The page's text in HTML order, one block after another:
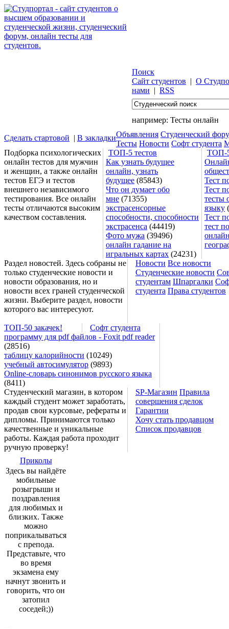
Поиск
Сайт студентов | О
нами | RSS
например: Тесты онлайн
Сделать стартовой | В закладкиОбъявления Студенческий
Тесты Новости Софт студента
Подборка психологических
онлайн тестов для мужчин
и женщин, а также онлайн
тестов ЕГЭ и тестов
внешнего независимого
тестирования. Все онлайн
тесты отличаются высоким
качеством составления.
ТОП-5 тестов
ТОП-
Как узнать будущее
онлайн, узнать
будущее (85843)
Что он думает обо
мне (71355)
экстрасенсорные
способности, способности
экстрасенса (44419)
Фото мужа (39496)
онлайн гадание на
игральных картах (24231)
Тест
Тест
тесты
языку
Тест
тест
Раздел новостей. Здесь собраны не
только студенческие новости и
новости образования, но и
новости всех граней студенческой
жизни. Выберите раздел, новости
которого вас интересуют.
Новости Все новости
Студенческие новости
студентам Шпаргалки
студента Права студентов
ТОП-50 закачек!
Софт студента
программу для pdf файлов - Foxit pdf reader
(28516)
таблицу калорийности (10249)
учебный автосимулятор (9893)
Online-словарь синонимов русского языка
(8411)
Студенческий магазин, в котором
каждый студент может заработать,
продав свои курсовые, рефераты и
дипломы. Принимаются только
качественные и уникальные
работы. Каждая работа проходит
ручную проверку!
SP-Магазин Правила
совершения сделок
Гарантии
Хочу стать продавцом
Список продавцов
Приколы
Здесь вы найдёте
мобильные
розыгрыши и
поздравления
для любимых и
близких. Также
можно
поприкалываться
с препода.
Представьте, что
во время
экзамена ему
начнут звонить и
говорить, что он
затопил
соседей;))